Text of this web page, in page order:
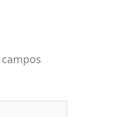
campos